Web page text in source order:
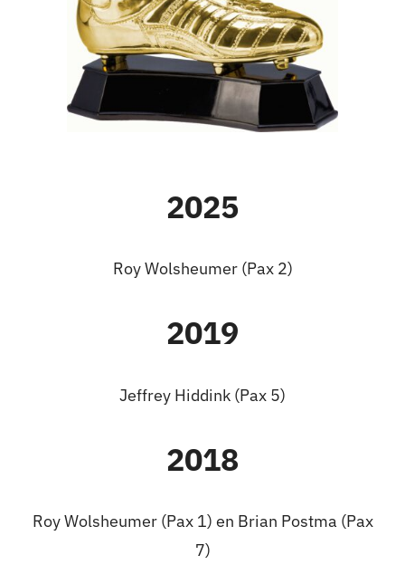
Sponsoren
2025
Roy Wolsheumer (Pax 2)
2019
Jeffrey Hiddink (Pax 5)
2018
Roy Wolsheumer (Pax 1) en Brian Postma (Pax
7)